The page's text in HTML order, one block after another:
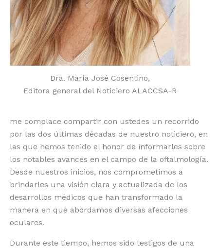
Dra. María José Cosentino,
Editora general del Noticiero ALACCSA-R
me complace compartir con ustedes un recorrido
por las dos últimas décadas de nuestro noticiero, en
las que hemos tenido el honor de informarles sobre
los notables avances en el campo de la oftalmología.
Desde nuestros inicios, nos comprometimos a
brindarles una visión clara y actualizada de los
desarrollos médicos que han transformado la
manera en que abordamos diversas afecciones
oculares.
Durante este tiempo, hemos sido testigos de una